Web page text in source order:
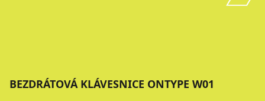
BEZDRÁTOVÁ KLÁVESNICE ONTYPE W01